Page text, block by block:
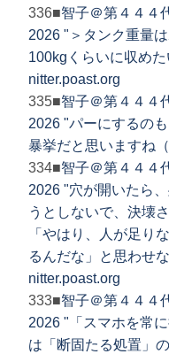
336■智子＠第４４４
2026 "＞タンク重量
100kgくらいに収めた
nitter.poast.org
335■智子＠第４４４
2026 "パーにするの
暴挙だと思いますね
334■智子＠第４４４
2026 "穴が開いたら
うとしないで、決壊
「やはり、人が足り
るんだな」と思わせ
nitter.poast.org
333■智子＠第４４４
2026 "「スマホを常
は「断固たる処置」